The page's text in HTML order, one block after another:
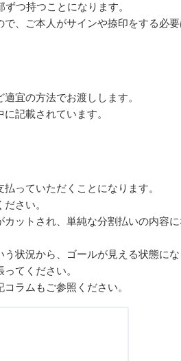
つ持つことになります。
、ご本人がサインや捺印をする必要
宜の方法でお渡しします。
記載されています。
っていただくことになります。
さい。
ットされ、単純な分割払いの内容
状況から、ゴールが見える状態にな
てください。
ラムもご参照ください。